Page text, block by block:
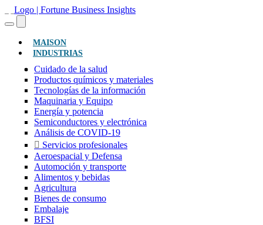
MAISON(ACTUAL)
INDUSTRIAS
Cuidado de la salud
Productos químicos y materiales
Tecnologías de la información
Maquinaria y Equipo
Energía y potencia
Semiconductores y electrónica
Análisis de COVID-19
Servicios profesionales
Aeroespacial y Defensa
Automoción y transporte
Alimentos y bebidas
Agricultura
Bienes de consumo
Embalaje
BFSI